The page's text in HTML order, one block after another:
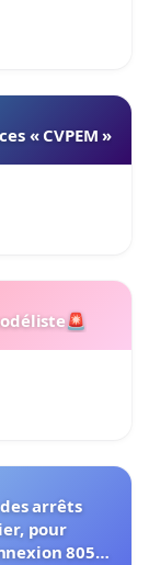
« CVPEM »
arrêts
pour
805-